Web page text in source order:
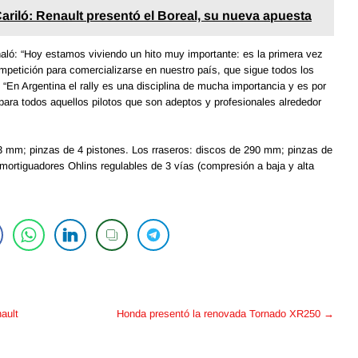
Renault presentó el Boreal, su nueva apuesta
“Hoy estamos viviendo un hito muy importante: es la primera vez
para comercializarse en nuestro país, que sigue todos los
Argentina el rally es una disciplina de mucha importancia y es por
todos aquellos pilotos que son adeptos y profesionales alrededor
pinzas de 4 pistones. Los rraseros: discos de 290 mm; pinzas de
Ohlins regulables de 3 vías (compresión a baja y alta
Honda presentó la renovada Tornado XR250 →